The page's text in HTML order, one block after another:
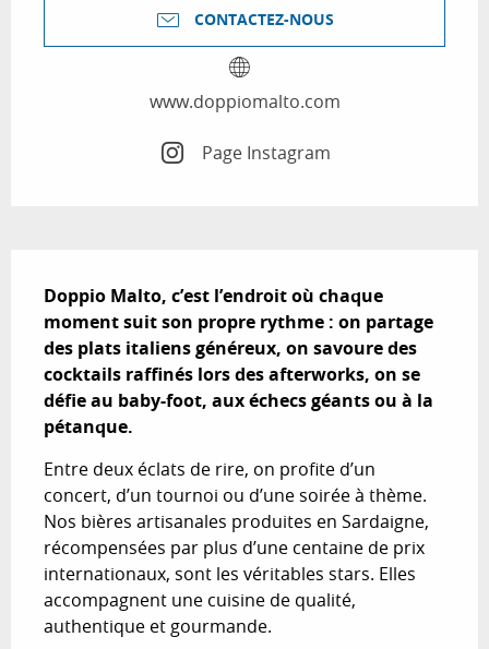
CONTACTEZ-NOUS
www.doppiomalto.com
Page Instagram
Doppio Malto, c’est l’endroit où chaque
moment suit son propre rythme : on partage
des plats italiens généreux, on savoure des
cocktails raffinés lors des afterworks, on se
défie au baby-foot, aux échecs géants ou à la
pétanque.
Entre deux éclats de rire, on profite d’un
concert, d’un tournoi ou d’une soirée à thème.
Nos bières artisanales produites en Sardaigne,
récompensées par plus d’une centaine de prix
internationaux, sont les véritables stars. Elles
accompagnent une cuisine de qualité,
authentique et gourmande.